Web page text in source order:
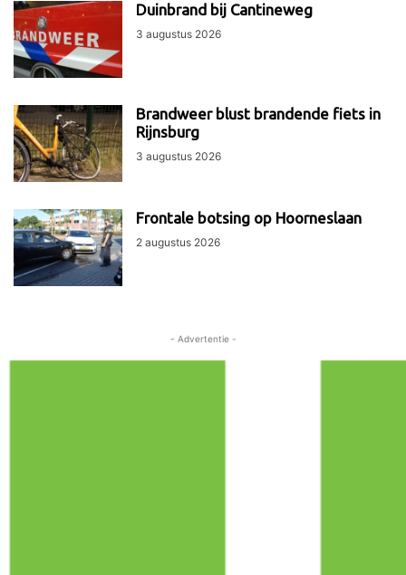
Duinbrand bij Cantineweg
3 augustus 2026
Brandweer blust brandende fiets in
Rijnsburg
3 augustus 2026
Frontale botsing op Hoorneslaan
2 augustus 2026
- Advertentie -